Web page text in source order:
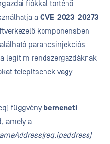
fiókkal történő
a CVE-2023-20273-
komponensben
parancsinjekciós
legitim rendszergazdáknak
telepítsenek vagy
függvény bemeneti
amely a